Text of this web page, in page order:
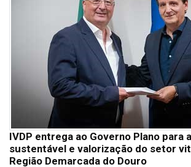
IVDP entrega ao Governo Plano para
sustentável e valorização do setor
Região Demarcada do Douro